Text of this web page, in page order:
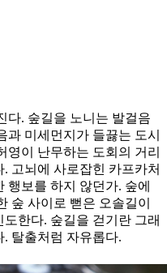
다. 숲길을 노니는 발걸음
과 미세먼지가 들끓는 도시
영이 난무하는 도회의 거리
고뇌에 사로잡힌 카프카처
행보를 하지 않던가. 숲에
숲 사이로 뻗은 오솔길이
한다. 숲길을 걷기란 그래
탈출처럼 자유롭다.